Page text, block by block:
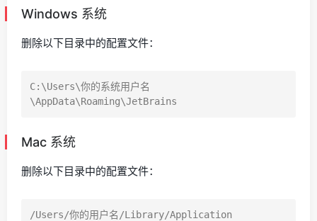
Windows 系统
删除以下目录中的配置文件：
C:\Users\你的系统用户名
Mac 系统
删除以下目录中的配置文件：
/Users/你的用户名/Library/Application